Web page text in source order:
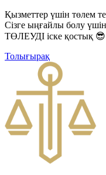
Қызметтер үшін төлем
Сізге ыңғайлы болу
ТӨЛЕУДІ іске қостық 😎
Толығырақ